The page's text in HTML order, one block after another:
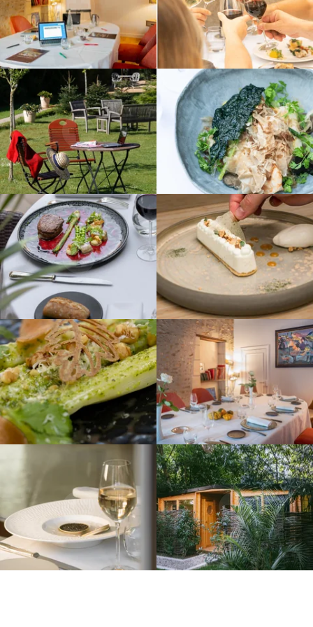
Message* :
ENVOYER LA DEMANDE
Champs obligatoires
Les informations recueillies sur ce formulaire, vous concernant font l'objet d'un
traitement destiné exclusivement au traitement de votre demande. la durée de
conservation des données est de 3ans. Vous bénéficiez d'un droit d'accès, de
rectification, de portabilité, d'effacement de celles-ci ou une limitation du
traitement. Vous pouvez vous opposer au traitement des données vous
concernant et disposez du droit de retirer votre consentement à tout moment en
nous contactant directement. Vous avez la possibilité d'introduire une réclamation
auprès d'une autorité de contrôle si vous estimez que ce traitement de données
à caractère personnel ne répond pas aux exigences légales en vigueur.
nous contactant directement. Vous avez la possibilité d'introduire une réclamation
auprès d'une autorité de contrôle si vous estimez que ce traitement de données
à caractère personnel ne répond pas aux exigences légales en vigueur.
VALIDER
Champs obligatoires
Les informations recueillies sur ce formulaire, vous concernant font l'objet d'un
traitement destiné exclusivement au traitement de votre demande. la durée de
conservation des données est de 3ans. Vous bénéficiez d'un droit d'accès, de
rectification, de portabilité, d'effacement de celles-ci ou une limitation du
traitement. Vous pouvez vous opposer au traitement des données vous
concernant et disposez du droit de retirer votre consentement à tout moment en
nous contactant directement. Vous avez la possibilité d'introduire une réclamation
auprès d'une autorité de contrôle si vous estimez que ce traitement de données
à caractère personnel ne répond pas aux exigences légales en vigueur.